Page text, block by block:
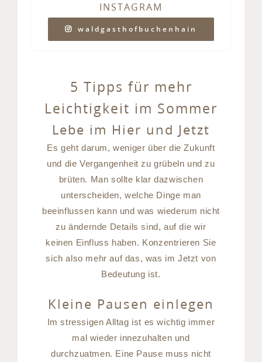
INSTAGRAM
waldgasthofbuchenhain
5 Tipps für mehr
Leichtigkeit im Sommer
Lebe im Hier und Jetzt
Es geht darum, weniger über die Zukunft
und die Vergangenheit zu grübeln und zu
brüten. Man sollte klar dazwischen
unterscheiden, welche Dinge man
beeinflussen kann und was wiederum nicht
zu ändernde Details sind, auf die wir
keinen Einfluss haben. Konzentrieren Sie
sich also mehr auf das, was im Jetzt von
Bedeutung ist.
Kleine Pausen einlegen
Im stressigen Alltag ist es wichtig immer
mal wieder innezuhalten und
durchzuatmen. Eine Pause muss nicht